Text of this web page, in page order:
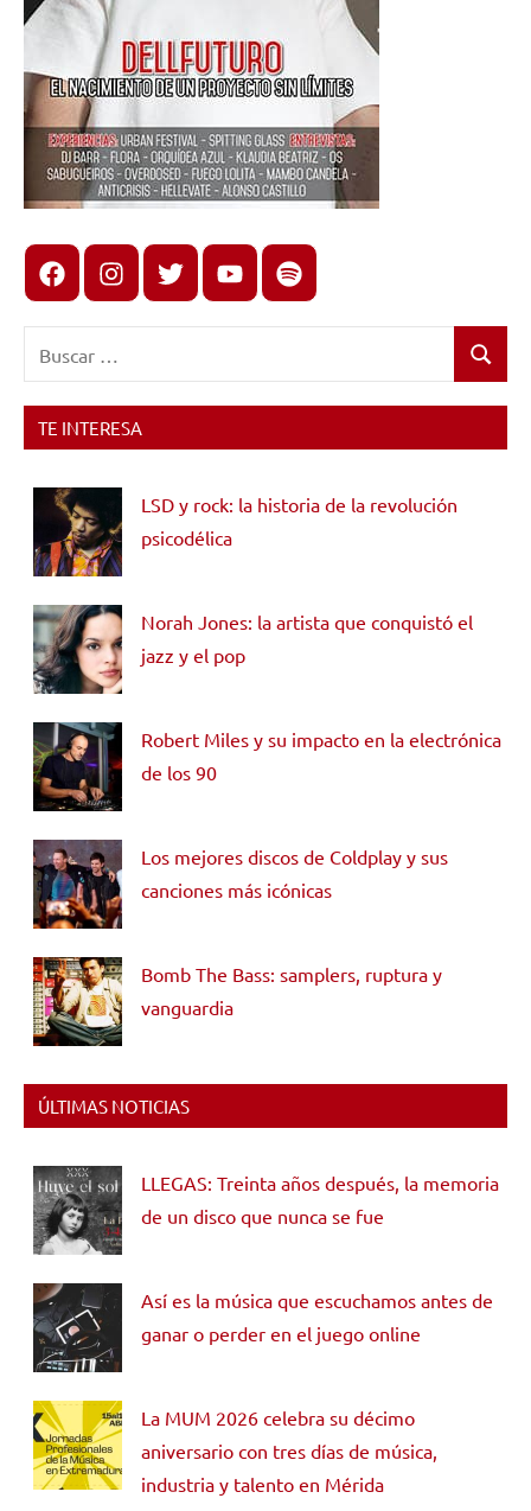
FacebookInstagram
X youtubespotify
Buscar
TE INTERESA
LSD y rock: la historia de la revolución
psicodélica
Norah Jones: la artista que conquistó el
jazz y el pop
Robert Miles y su impacto en la electrónica
de los 90
Los mejores discos de Coldplay y sus
canciones más icónicas
Bomb The Bass: samplers, ruptura y
vanguardia
ÚLTIMAS NOTICIAS
LLEGAS: Treinta años después, la memoria
de un disco que nunca se fue
Así es la música que escuchamos antes de
ganar o perder en el juego online
La MUM 2026 celebra su décimo
aniversario con tres días de música,
industria y talento en Mérida